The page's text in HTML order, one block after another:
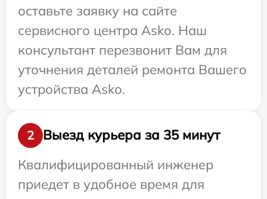
оставьте заявку на сайте
сервисного центра Asko. Наш
консультант перезвонит Вам для
уточнения деталей ремонта Вашего
устройства Asko.
2
Выезд курьера за 35 минут
Квалифицированный инженер
приедет в удобное время для